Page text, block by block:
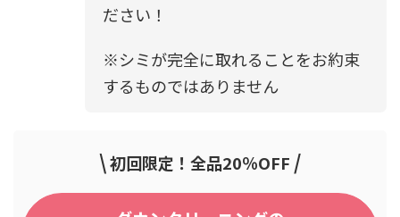
ださい！
※シミが完全に取れることをお約束
するものではありません
\初回限定！全品20％OFF /